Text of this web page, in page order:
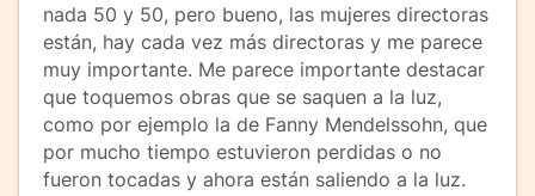
nada 50 y 50, pero bueno, las mujeres directoras
están, hay cada vez más directoras y me parece
muy importante. Me parece importante destacar
que toquemos obras que se saquen a la luz,
como por ejemplo la de Fanny Mendelssohn, que
por mucho tiempo estuvieron perdidas o no
fueron tocadas y ahora están saliendo a la luz.